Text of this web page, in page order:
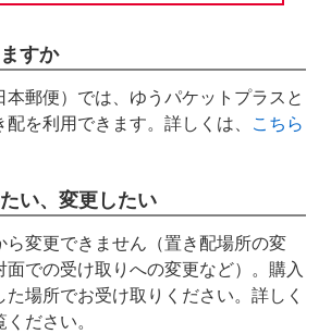
すか
郵便）では、ゆうパケットプラスと
を利用できます。詳しくは、 こちら
い、変更したい
ら変更できません（置き配場所の変
での受け取りへの変更など）。購入
場所でお受け取りください。詳しく
ださい。